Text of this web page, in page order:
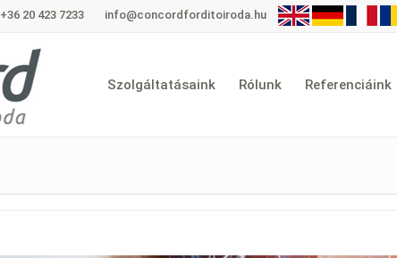
+36 20 423 7233 info@concordforditoiroda.hu
Szolgáltatásaink Rólunk Referenciáink